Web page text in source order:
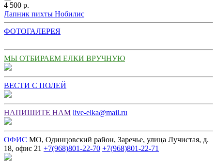
4 500 р.
Лапник пихты Нобилис
ФОТОГАЛЕРЕЯ
МЫ ОТБИРАЕМ ЕЛКИ ВРУЧНУЮ
ВЕСТИ С ПОЛЕЙ
НАПИШИТЕ НАМ live-elka@mail.ru
ОФИС МО, Одинцовский район, Заречье, улица Лучистая, д.
18, офис 21 +7(968)801-22-70 +7(968)801-22-71